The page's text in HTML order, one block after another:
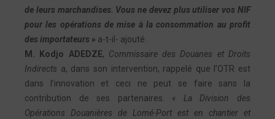
de leurs marchandises. Vous ne devez plus utiliser vos NIF
pour les opérations de mise à la consommation au profit
des importateurs » a-t-il- ajouté.
M. Kodjo ADEDZE, Commissaire des Douanes et Droits
Indirects a, dans son intervention, rappelé que l’OTR est
dans l’innovation et ceci ne peut se faire sans la
contribution de ses partenaires. « La Division des
Opérations Douanières de Lomé-Port est en chantier et